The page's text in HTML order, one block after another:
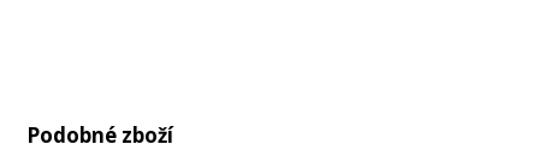
Podobné zboží